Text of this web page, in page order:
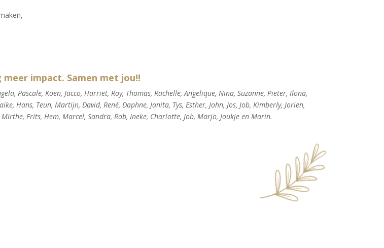
meer impact. Samen met jou!!
Pascale, Koen, Jacco, Harriet, Roy, Thomas, Rachelle, Angelique, Nina, Suzanne, Pieter, Ilona,
Hans, Teun, Martijn, David, René, Daphne, Janita, Tys, Esther, John, Jos, Job, Kimberly, Jorien,
Frits, Hem, Marcel, Sandra, Rob, Ineke, Charlotte, Job, Marjo, Joukje en Marin.